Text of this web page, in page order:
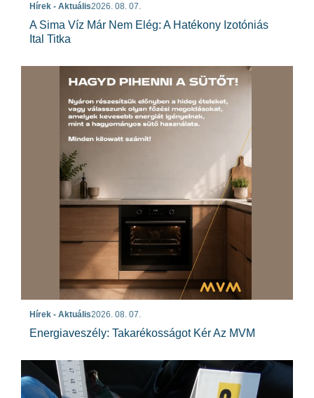
Hírek - Aktuális2026. 08. 07.
A Sima Víz Már Nem Elég: A Hatékony Izotóniás
Ital Titka
Hírek - Aktuális2026. 08. 07.
Energiaveszély: Takarékosságot Kér Az MVM